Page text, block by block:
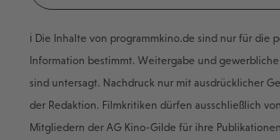
ℹ️ Die Inhalte von programmkino.de sind nur für die
Information bestimmt. Weitergabe und
sind untersagt. Nachdruck nur mit ausdrücklicher
der Redaktion. Filmkritiken dürfen ausschließlich von
Mitgliedern der AG Kino-Gilde für ihre